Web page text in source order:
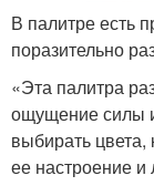
В палитре есть
поразительно
«Эта палитра
ощущение силы
выбирать
ее настроение и